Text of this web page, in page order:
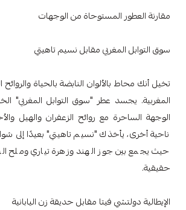
مقارنة العطور المستوحاة من الوجهات
سوق التوابل المغربي مقابل نسيم تاهيتي
تخيل أنك محاط بالألوان النابضة بالحياة والروائح
المغربية. يجسد عطر "سوق التوابل المغربي"
الوجهة الساحرة مع روائح الزعفران والهيل
ناحية أخرى، يأخذك "نسيم تاهيتي" بعيدًا إلى
حيث يجمع بين جوز الهند وزهرة تياري وملح
حقيقية.
الإيطالية دولتشي فيتا مقابل حديقة زن اليابانية